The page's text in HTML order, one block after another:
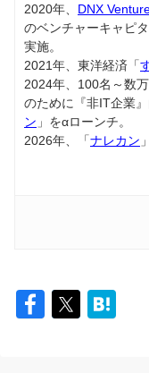
2020年、 DNX
のベンチャーキャピ
実施。
2021年、東洋経済「
2024年、100名～数
のために『非IT企業
ン 」をαローンチ。
2026年、「ナレカン